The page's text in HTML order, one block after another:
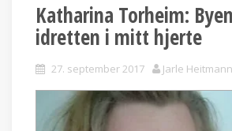
Katharina Torheim:
idretten i mitt hjerte
27. september 2017 Jarle Heitmann